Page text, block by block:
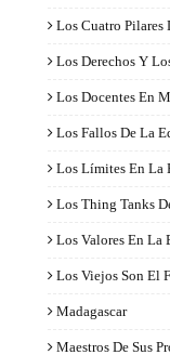
Los Cuatro Pilares
Los Derechos Y
Los Docentes En
Los Fallos De La
Los Límites En La
Los Thing Tanks
Los Valores En La
Los Viejos Son El
Madagascar
Maestros De Sus